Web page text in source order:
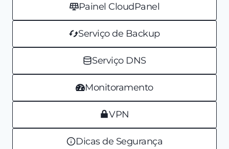
Painel CloudPanel
Serviço de Backup
Serviço DNS
Monitoramento
VPN
Dicas de Segurança